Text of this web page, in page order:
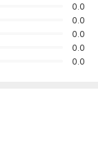
0.0
0.0
0.0
0.0
0.0